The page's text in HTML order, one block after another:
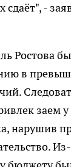
сдаёт", -
Ростова
в
заем у
нарушив